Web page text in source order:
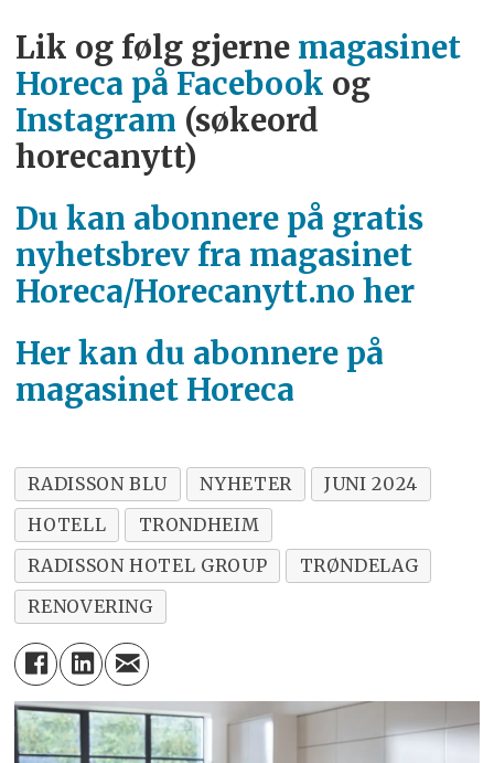
Lik og følg gjerne magasinet
Horeca på Facebook og
Instagram (søkeord
horecanytt)
Du kan abonnere på gratis
nyhetsbrev fra magasinet
Horeca/Horecanytt.no her
Her kan du abonnere på
magasinet Horeca
RADISSON BLU NYHETER
JUNI 2024
HOTELL
TRONDHEIM
RADISSON HOTEL GROUP
TRØNDELAG
RENOVERING